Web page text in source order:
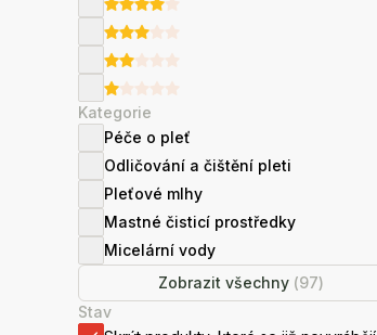
Kategorie
Péče o pleť
Odličování a čištění pleti
Pleťové mlhy
Mastné čisticí prostředky
Micelární vody
Zobrazit všechny (97)
Stav